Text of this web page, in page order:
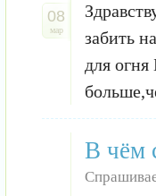
08
мар
забить
для
В чём